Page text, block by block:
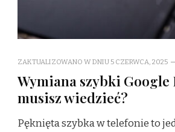
ZAKTUALIZOWANO W DNIU5 CZERWCA, 2025
Wymiana szybki Google
musisz wiedzieć?
Pęknięta szybka w telefonie to